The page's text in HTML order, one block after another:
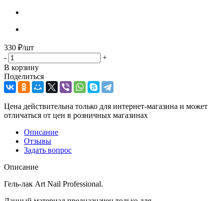
330 ₽/шт
-
+
В корзину
Поделиться
Цена действительна только для интернет-магазина и может
отличаться от цен в розничных магазинах
Описание
Отзывы
Задать вопрос
Описание
Гель-лак Art Nail Professional.